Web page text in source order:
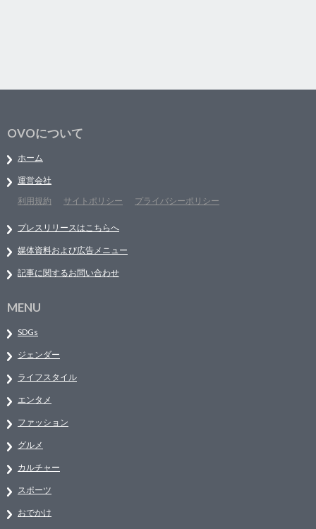
OVOについて
ホーム
運営会社
利用規約
サイトポリシー プライバシーポリシー
プレスリリースはこちらへ
媒体資料および広告メニュー
記事に関するお問い合わせ
MENU
SDGs
ジェンダー
ライフスタイル
エンタメ
ファッション
グルメ
カルチャー
スポーツ
おでかけ